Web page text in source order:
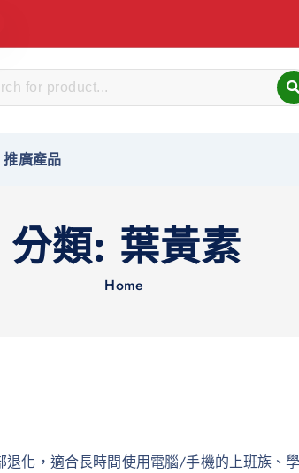
推廣產品
分類: 葉黃素
Home
化，適合長時間使用電腦/手機的上班族、